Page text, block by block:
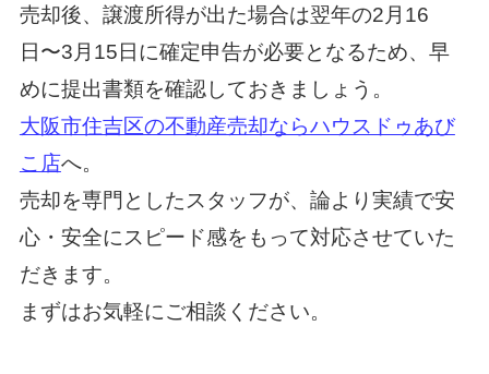
売却後、譲渡所得が出た場合は翌年の2月16
日〜3月15日に確定申告が必要となるため、早
めに提出書類を確認しておきましょう。
大阪市住吉区の不動産売却ならハウスドゥあび
こ店へ。
売却を専門としたスタッフが、論より実績で安
心・安全にスピード感をもって対応させていた
だきます。
まずはお気軽にご相談ください。